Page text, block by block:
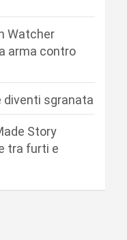
Watcher
arma contro
diventi sgranata
Story
tra furti e